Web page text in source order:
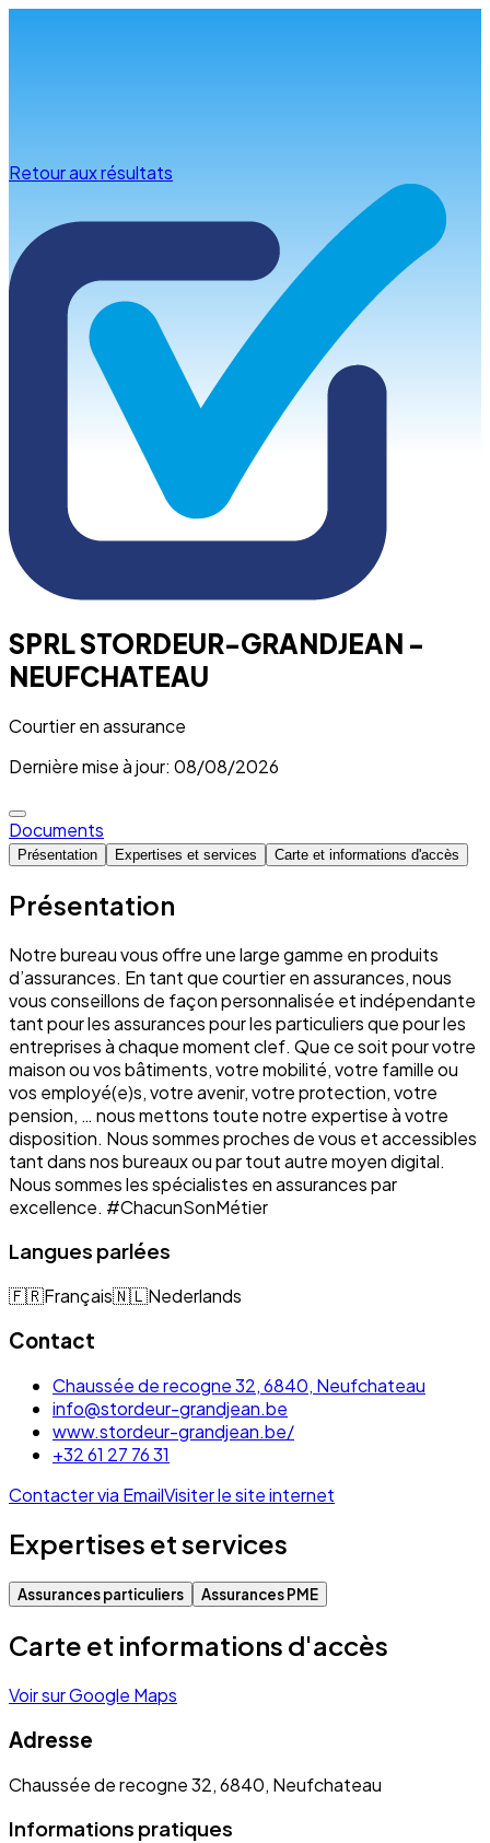
Retour aux résultats
SPRL STORDEUR-GRANDJEAN -
NEUFCHATEAU
Courtier en assurance
Dernière mise à jour: 08/08/2026
Documents
Présentation Expertises et services Carte et informations d'accès
Présentation
Notre bureau vous offre une large gamme en produits
d’assurances. En tant que courtier en assurances, nous
vous conseillons de façon personnalisée et indépendante
tant pour les assurances pour les particuliers que pour les
entreprises à chaque moment clef. Que ce soit pour votre
maison ou vos bâtiments, votre mobilité, votre famille ou
vos employé(e)s, votre avenir, votre protection, votre
pension, … nous mettons toute notre expertise à votre
disposition. Nous sommes proches de vous et accessibles
tant dans nos bureaux ou par tout autre moyen digital.
Nous sommes les spécialistes en assurances par
excellence. #ChacunSonMétier
Langues parlées
🇫🇷Français🇳🇱Nederlands
Contact
Chaussée de recogne 32, 6840, Neufchateau
info@stordeur-grandjean.be
www.stordeur-grandjean.be/
+32 61 27 76 31
Contacter via EmailVisiter le site internet
Expertises et services
Assurances particuliers Assurances PME
Carte et informations d'accès
Voir sur Google Maps
Adresse
Chaussée de recogne 32, 6840, Neufchateau
Informations pratiques